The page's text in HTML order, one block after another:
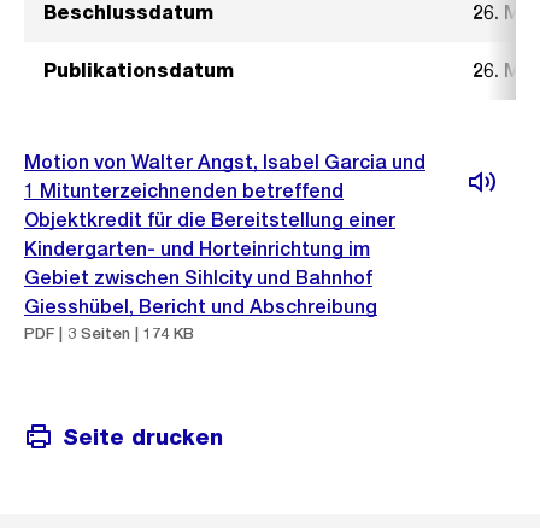
Beschlussdatum 26.
Publikationsdatum 26.
Motion von Walter Angst, Isabel Garcia und
1 Mitunterzeichnenden betreffend
Objektkredit für die Bereitstellung einer
Kindergarten- und Horteinrichtung im
Gebiet zwischen Sihlcity und Bahnhof
Giesshübel, Bericht und Abschreibung
PDF | 3 Seiten | 174 KB
Seite drucken